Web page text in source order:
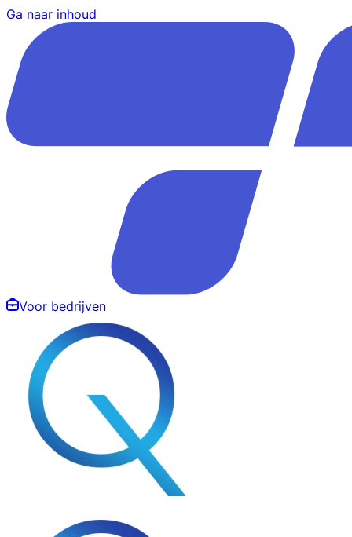
Ga naar inhoud
Voor bedrijven